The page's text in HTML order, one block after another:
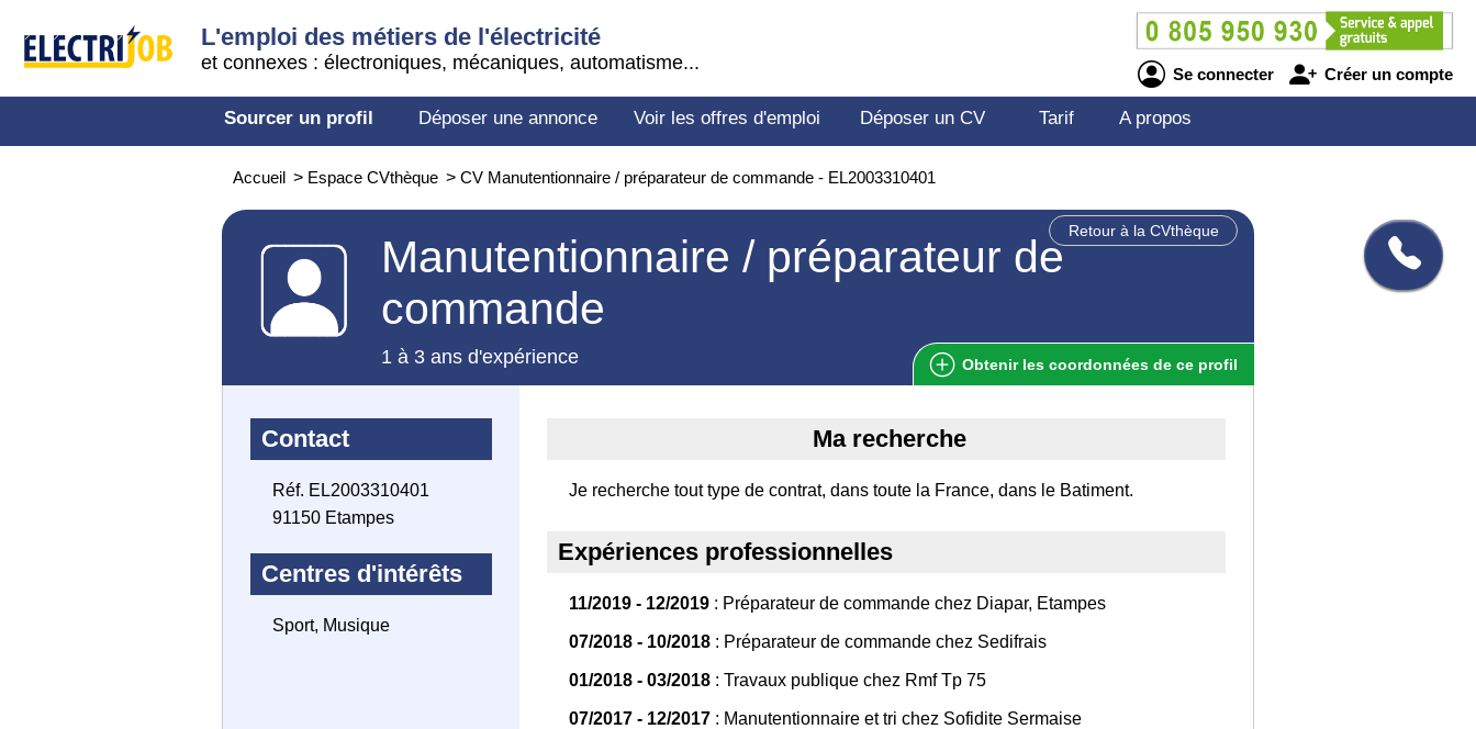
L'emploi des métiers de l'électricité
et connexes : électroniques, mécaniques, automatisme...
Se connecter Créer un compte
Sourcer un profil Déposer une annonce Voir les offres d'emploi Déposer un CV Tarif A propos
Accueil > Espace CVthèque > CV Manutentionnaire / préparateur de commande - EL2003310401
Retour à la CVthèque
Manutentionnaire / préparateur de
commande
1 à 3 ans d'expérience Obtenir les coordonnées de ce profil
Contact
Réf. EL2003310401
91150 Etampes
Centres d'intérêts
Sport, Musique
Ma recherche
Je recherche tout type de contrat, dans toute la France, dans le Batiment.
Expériences professionnelles
11/2019 - 12/2019 : Préparateur de commande chez Diapar, Etampes
07/2018 - 10/2018 : Préparateur de commande chez Sedifrais
01/2018 - 03/2018 : Travaux publique chez Rmf Tp 75
07/2017 - 12/2017 : Manutentionnaire et tri chez Sofidite Sermaise